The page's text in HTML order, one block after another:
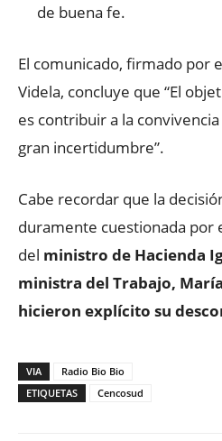
de buena fe.
El comunicado, firmado por
Videla, concluye que “El
es contribuir a la
gran incertidumbre”.
Cabe recordar que la
duramente cuestionada por
del ministro de Hacienda
ministra del Trabajo,
hicieron explícito su
VIA
Radio Bio Bio
ETIQUETAS
Cencosud